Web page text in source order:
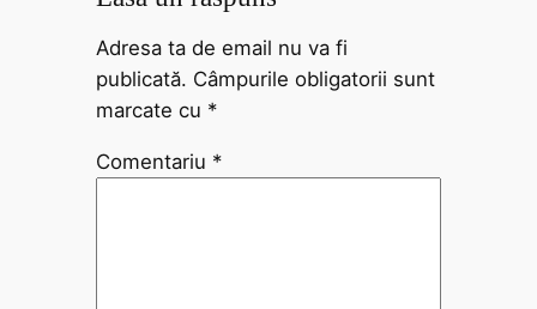
Adresa ta de email nu va fi
publicată. Câmpurile obligatorii sunt
marcate cu *
Comentariu *